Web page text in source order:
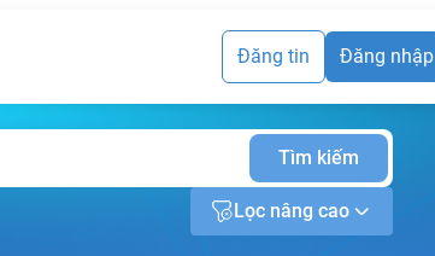
Đăng tin Đăng nhập
Tìm kiếm
Lọc nâng cao